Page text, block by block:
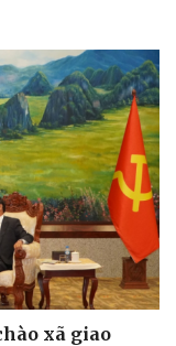
xã giao